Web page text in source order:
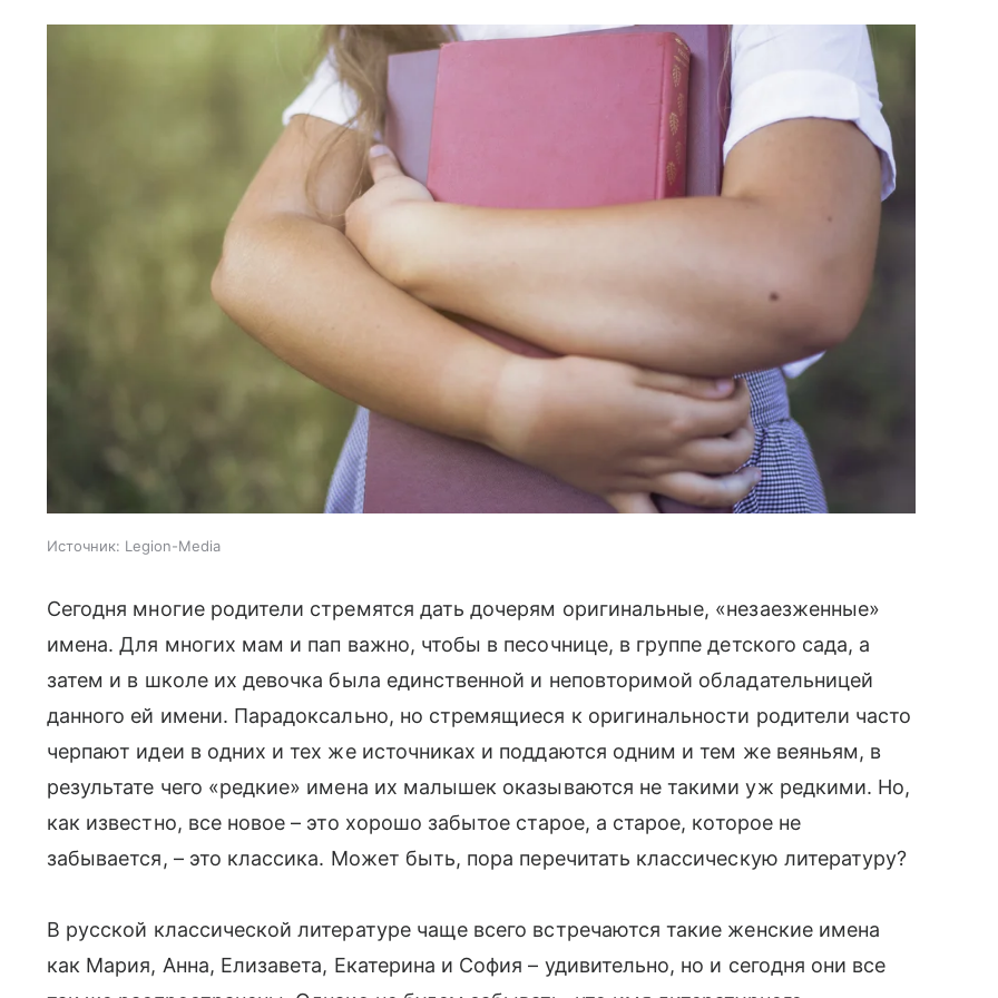
Источник: Legion-Media
Сегодня многие родители стремятся дать дочерям оригинальные, «незаезженные»
имена. Для многих мам и пап важно, чтобы в песочнице, в группе детского сада, а
затем и в школе их девочка была единственной и неповторимой обладательницей
данного ей имени. Парадоксально, но стремящиеся к оригинальности родители часто
черпают идеи в одних и тех же источниках и поддаются одним и тем же веяньям, в
результате чего «редкие» имена их малышек оказываются не такими уж редкими. Но,
как известно, все новое – это хорошо забытое старое, а старое, которое не
забывается, – это классика. Может быть, пора перечитать классическую литературу?
В русской классической литературе чаще всего встречаются такие женские имена
как Мария, Анна, Елизавета, Екатерина и София – удивительно, но и сегодня они все